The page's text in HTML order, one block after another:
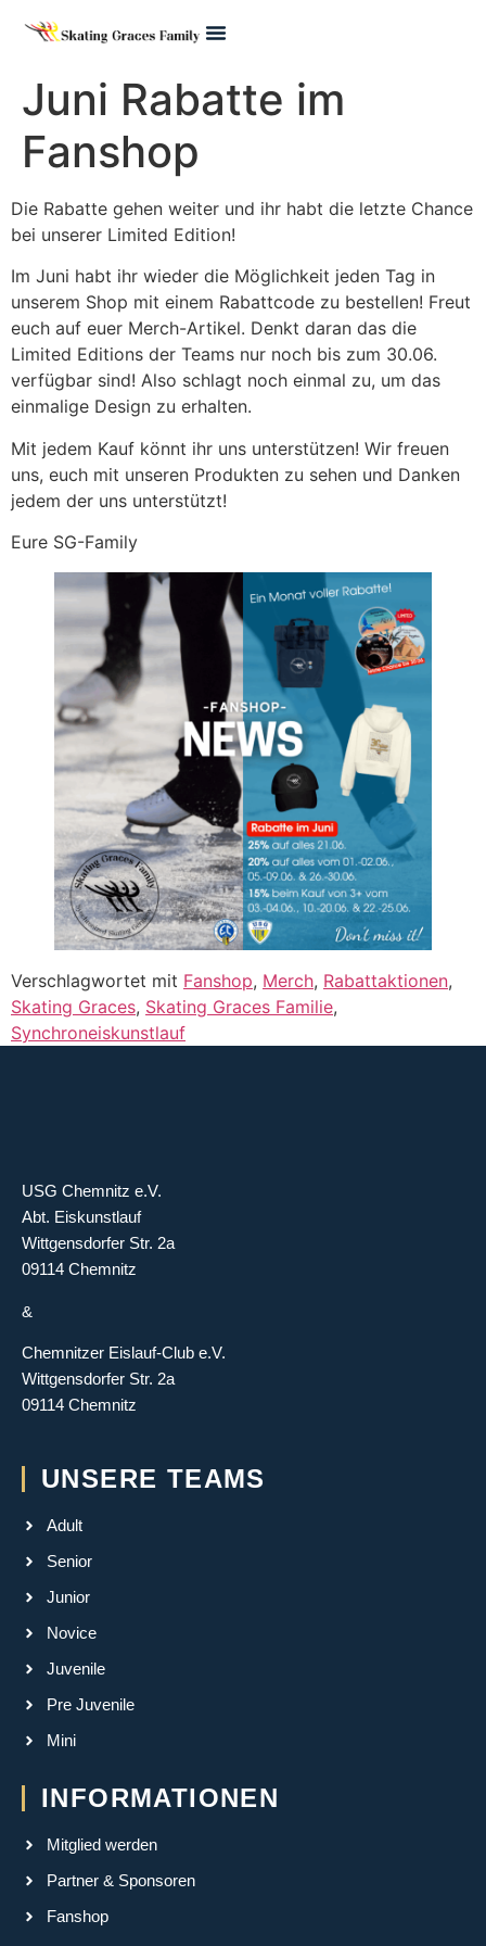
Juni Rabatte im
Fanshop
Die Rabatte gehen weiter und ihr habt die letzte Chance
bei unserer Limited Edition!
Im Juni habt ihr wieder die Möglichkeit jeden Tag in
unserem Shop mit einem Rabattcode zu bestellen! Freut
euch auf euer Merch-Artikel. Denkt daran das die
Limited Editions der Teams nur noch bis zum 30.06.
verfügbar sind! Also schlagt noch einmal zu, um das
einmalige Design zu erhalten.
Mit jedem Kauf könnt ihr uns unterstützen! Wir freuen
uns, euch mit unseren Produkten zu sehen und Danken
jedem der uns unterstützt!
Eure SG-Family
Verschlagwortet mit Fanshop, Merch, Rabattaktionen,
Skating Graces, Skating Graces Familie,
Synchroneiskunstlauf
USG Chemnitz e.V.
Abt. Eiskunstlauf
Wittgensdorfer Str. 2a
09114 Chemnitz
&
Chemnitzer Eislauf-Club e.V.
Wittgensdorfer Str. 2a
09114 Chemnitz
UNSERE TEAMS
Adult
Senior
Junior
Novice
Juvenile
Pre Juvenile
Mini
INFORMATIONEN
Mitglied werden
Partner & Sponsoren
Fanshop